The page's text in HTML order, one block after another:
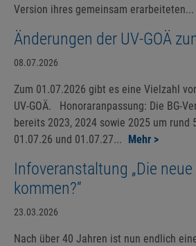
Version ihres gemeinsam erarbeiteten...
Änderungen der UV-GOÄ
08.07.2026
Zum 01.07.2026 gibt es eine Vielzahl
UV-GOÄ. Honoraranpassung: Die BG-
bereits 2023, 2024 sowie 2025 um rund
01.07.26 und 01.07.27... Mehr >
Infoveranstaltung „Die neue
kommen?“
23.03.2026
Nach über 40 Jahren ist nun endlich